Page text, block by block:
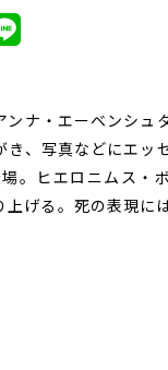
ナ・エーベンシュ
、写真などにエッ
。ヒエロニムス・
げる。死の表現に